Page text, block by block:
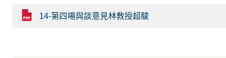
14-第四場與談意見林教授超駿